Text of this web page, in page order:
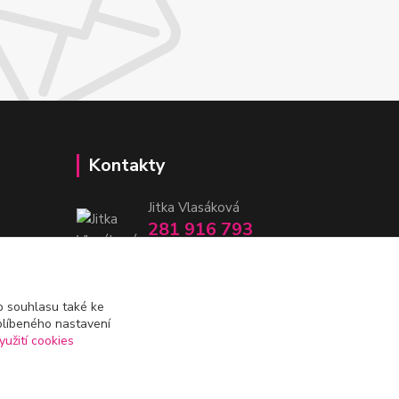
Kontakty
Jitka Vlasáková
281 916 793
souhlasu také ke
nastavení
cookies